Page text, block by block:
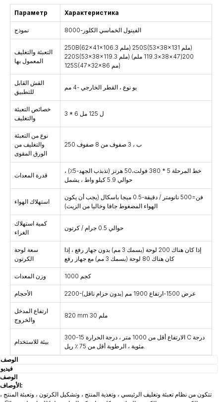
Параметр Характеристика
نموذج الفينول الخماسي الكلور-8000
التعبئة والتغليف
المعمول بها
250B(62×41×106.3 ملم) 250S(53×38×131 ملم)
220S(53×38×119.3 ملم) 200(47×38×119.3 ملم)
125S(47×32×86 مم)
القش القابل
للتطبيق
يو نوع ، القطر الخارجي -4 مم
خصائص التعبئة
والتغليف
3 * 6 ل 125 مل
نوع من التعبئة
والتغليف من
الورق المقوى
250 ب ، 3 صفوف من 8 صفوف
قدرة المعدات
خط المرحلة 5 * 380 فولت،50 هرتز (تذبذب الجهد-5٪) ،
حوالي 5.9 كيلو واط ، يشمل
استهلاك الهواء
فن=500 نانومتر / دقيقة-0.5 ميجا باسكال (يجب أن يكون
الهواء المضغوط جافا وخاليا من الزيت)
كمية استهلاك
الغراء
حوالي 0.5 جرام / كرتون
سعة لوحة
الكرتون
إذا كان هناك 200 لوحة (بسمك 3 مم) بدون جهاز رفع ، إذا
كان هناك 80 لوحة (بسمك 3 مم) مع جهاز رفع
وزن المعدات 1000 كجم
الأحجام 2200-عرض 1500-ارتفاع 1900 مم (بدون حزام ناقل)
ارتفاع المدخل
والخروج
820 mm 30 ملم
بيئة للاستخدام
الارتفاع أقل من 1000 متر ، درجة الحرارة 15-300 C درجة
مئوية ، الرطوبة أقل من 75 ٪ ريل.
الوصف
فيديو
الوصف
الأوصاف:
تتكون من نظام تعبئة وتغليف الرئيسي ، وتغذية المنتج ، وتشكيل الكرتون ، وتعبئة المنتج ،